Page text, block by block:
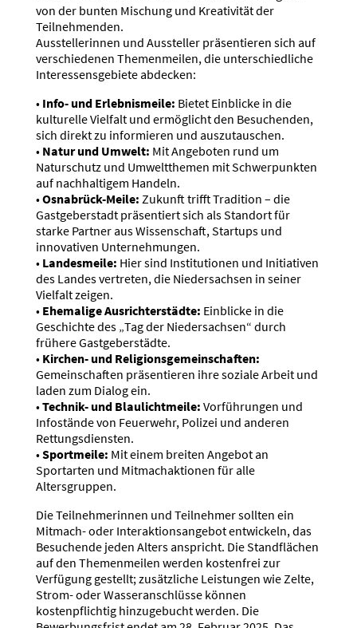
von der bunten Mischung und Kreativität der
Teilnehmenden.
Ausstellerinnen und Aussteller präsentieren sich auf
verschiedenen Themenmeilen, die unterschiedliche
Interessensgebiete abdecken:
• Info- und Erlebnismeile: Bietet Einblicke in die
kulturelle Vielfalt und ermöglicht den Besuchenden,
sich direkt zu informieren und auszutauschen.
• Natur und Umwelt: Mit Angeboten rund um
Naturschutz und Umweltthemen mit Schwerpunkten
auf nachhaltigem Handeln.
•Osnabrück-Meile: Zukunft trifft Tradition – die
Gastgeberstadt präsentiert sich als Standort für
starke Partner aus Wissenschaft, Startups und
innovativen Unternehmungen.
• Landesmeile: Hier sind Institutionen und Initiativen
des Landes vertreten, die Niedersachsen in seiner
Vielfalt zeigen.
• Ehemalige Ausrichterstädte: Einblicke in die
Geschichte des „Tag der Niedersachsen“ durch
frühere Gastgeberstädte.
• Kirchen- und Religionsgemeinschaften:
Gemeinschaften präsentieren ihre soziale Arbeit und
laden zum Dialog ein.
•Technik- und Blaulichtmeile: Vorführungen und
Infostände von Feuerwehr, Polizei und anderen
Rettungsdiensten.
•Sportmeile: Mit einem breiten Angebot an
Sportarten und Mitmachaktionen für alle
Altersgruppen.
Die Teilnehmerinnen und Teilnehmer sollten ein
Mitmach- oder Interaktionsangebot entwickeln, das
Besuchende jeden Alters anspricht. Die Standflächen
auf den Themenmeilen werden kostenfrei zur
Verfügung gestellt; zusätzliche Leistungen wie Zelte,
Strom- oder Wasseranschlüsse können
kostenpflichtig hinzugebucht werden. Die